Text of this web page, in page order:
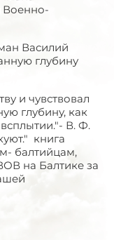
Военно-
Василий
глубину
и чувствовал
глубину, как
В. Ф.
книга
балтийцам,
на Балтике за